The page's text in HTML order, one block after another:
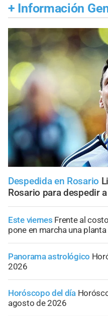
+ Información
Despedida en Rosario
Rosario para despedir
Este viernes Frente al
pone en marcha una
Panorama astrológico
2026
Horóscopo del día
agosto de 2026